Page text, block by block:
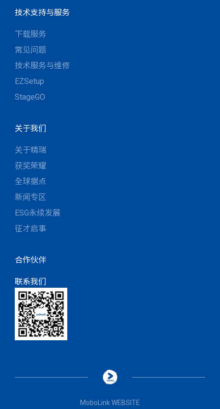
技术支持与服务
下载服务
常见问题
技术服务与维修
EZSetup
StageGO
关于我们
关于精瑞
获奖荣耀
全球据点
新闻专区
ESG永续发展
征才启事
合作伙伴
联系我们
MoboLink WEBSITE